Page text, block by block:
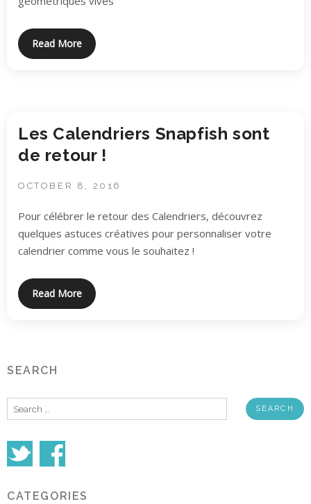
Read More
Les Calendriers Snapfish sont
de retour !
OCTOBER 8, 2016
Pour célébrer le retour des Calendriers, découvrez
quelques astuces créatives pour personnaliser votre
calendrier comme vous le souhaitez !
Read More
SEARCH
Search
for:
CATEGORIES